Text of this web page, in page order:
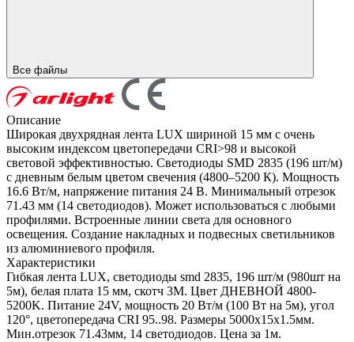
Все файлы
Описание
Широкая двухрядная лента LUX шириной 15 мм с очень
высоким индексом цветопередачи CRI>98 и высокой
световой эффективностью. Светодиоды SMD 2835 (196 шт/м)
с дневным белым цветом свечения (4800–5200 К). Мощность
16.6 Вт/м, напряжение питания 24 В. Минимальный отрезок
71.43 мм (14 светодиодов). Может использоваться с любыми
профилями. Встроенные линии света для основного
освещения. Создание накладных и подвесных светильников
из алюминиевого профиля.
Характеристики
Гибкая лента LUX, светодиоды smd 2835, 196 шт/м (980шт на
5м), белая плата 15 мм, скотч 3М. Цвет ДНЕВНОЙ 4800-
5200K. Питание 24V, мощность 20 Вт/м (100 Вт на 5м), угол
120°, цветопередача CRI 95..98. Размеры 5000х15x1.5мм.
Мин.отрезок 71.43мм, 14 светодиодов. Цена за 1м.